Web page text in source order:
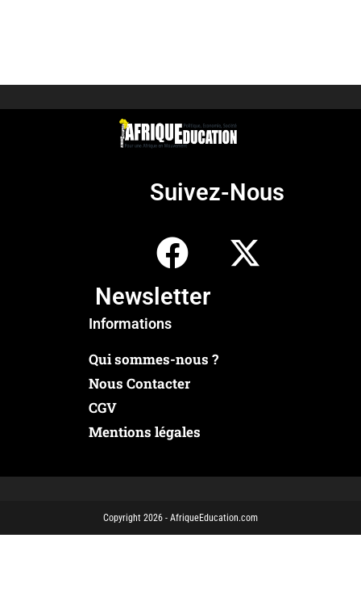
Suivez-Nous
Newsletter
Informations
Qui sommes-nous ?
Nous Contacter
CGV
Mentions légales
Copyright 2026 - AfriqueEducation.com